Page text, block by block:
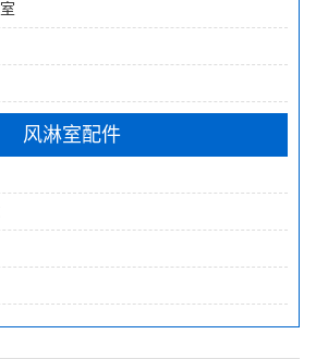
风淋室配件